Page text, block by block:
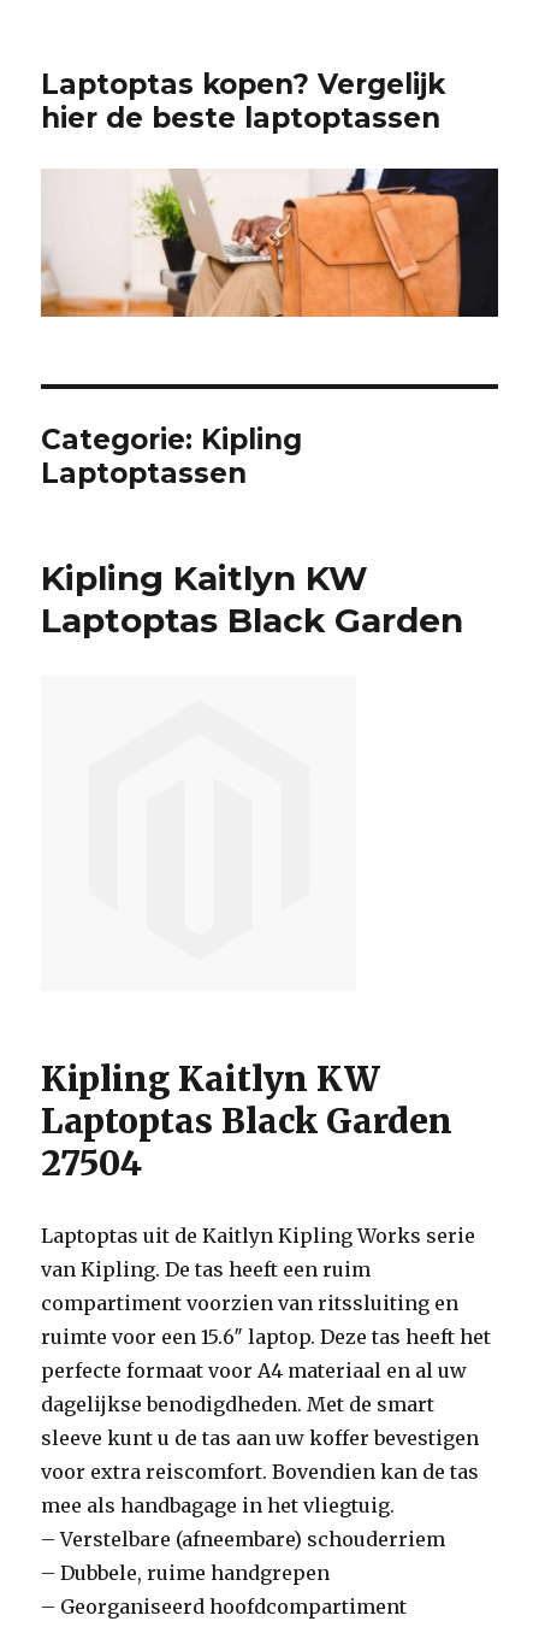
Laptoptas kopen? Vergelijk
hier de beste laptoptassen
Categorie: Kipling
Laptoptassen
Kipling Kaitlyn KW
Laptoptas Black Garden
Kipling Kaitlyn KW
Laptoptas Black Garden
27504
Laptoptas uit de Kaitlyn Kipling Works serie
van Kipling. De tas heeft een ruim
compartiment voorzien van ritssluiting en
ruimte voor een 15.6″ laptop. Deze tas heeft het
perfecte formaat voor A4 materiaal en al uw
dagelijkse benodigdheden. Met de smart
sleeve kunt u de tas aan uw koffer bevestigen
voor extra reiscomfort. Bovendien kan de tas
mee als handbagage in het vliegtuig.
– Verstelbare (afneembare) schouderriem
– Dubbele, ruime handgrepen
– Georganiseerd hoofdcompartiment